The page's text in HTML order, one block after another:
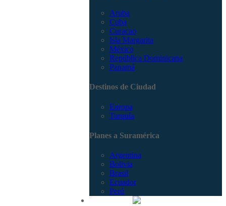
Aruba
Cuba
Curacao
Isla Margarita
México
República Dominicana
Panamá
Destinos de Ciudad
Europa
Turquía
Planes a Suramérica
Argentina
Bolivia
Brasil
Ecuador
Perú